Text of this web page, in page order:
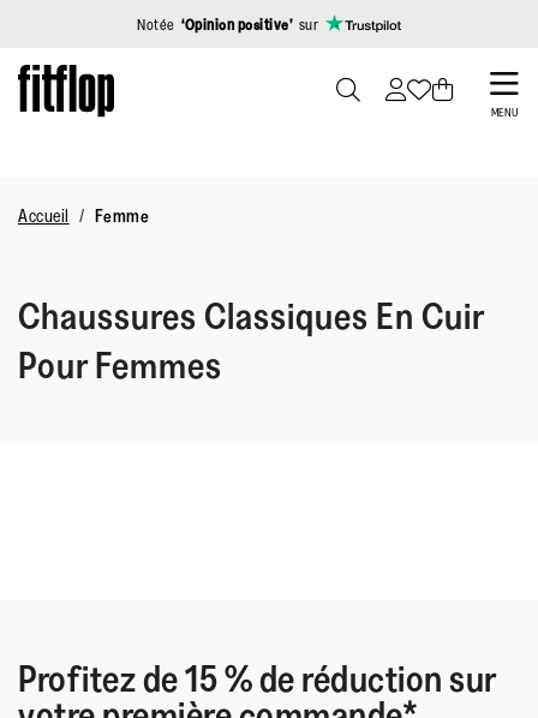
Cliquez pour consulter notre déclaration d'accessibilité
Notée ‘Opinion positive’ sur
Skip
to
MENU
Accueil Femme
Chaussures Classiques En Cuir
Pour Femmes
Profitez de 15 % de réduction sur